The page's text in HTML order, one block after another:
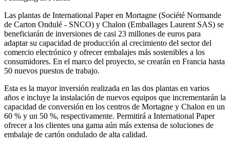
Las plantas de International Paper en Mortagne (Société Normande
de Carton Ondulé - SNCO) y Chalon (Emballages Laurent SAS) se
beneficiarán de inversiones de casi 23 millones de euros para
adaptar su capacidad de producción al crecimiento del sector del
comercio electrónico y ofrecer embalajes más sostenibles a los
consumidores. En el marco del proyecto, se crearán en Francia hasta
50 nuevos puestos de trabajo.
Esta es la mayor inversión realizada en las dos plantas en varios
años e incluye la instalación de nuevos equipos que incrementarán la
capacidad de conversión en los centros de Mortagne y Chalon en un
60 % y un 50 %, respectivamente. Permitirá a International Paper
ofrecer a los clientes una gama aún más extensa de soluciones de
embalaje de cartón ondulado de alta calidad.